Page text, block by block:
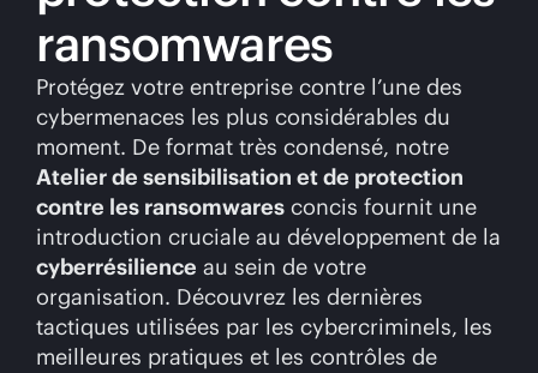
ransomwares
Protégez votre entreprise contre l’une des
cybermenaces les plus considérables du
moment. De format très condensé, notre
Atelier de sensibilisation et de protection
contre les ransomwares concis fournit une
introduction cruciale au développement de la
cyberrésilience au sein de votre
organisation. Découvrez les dernières
tactiques utilisées par les cybercriminels, les
meilleures pratiques et les contrôles de